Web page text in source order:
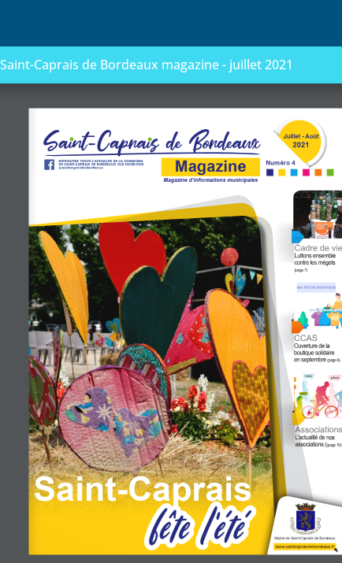
Saint-Caprais de Bordeaux magazine - juillet 2021
Associations
L’actualitédenos
associations((page10)
CCAS
Ouverturedela
boutiquesolidaire
enseptembre (page8)
Cadre de vie
Luttonsensemble
contrelesmégots
(page7)
Saint-Caprais de Bordeaux
RETROUVEZ TOUTE L’ACTUALITE DE LA COMMUNE
DE SAINT-CAPRAIS DE BORDEAUX SUR FACEBOOK
@saintcapraisdebordeaux
Magazine
Magazine d’informations municipales
Juillet - Août
2021
Numéro 4
www.saintcapraisdebordeaux.fr
Mairie de Saint-Caprais de Bordeaux
Saint-Caprais